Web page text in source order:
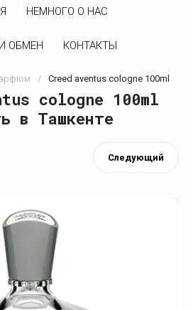
НЕМНОГО О НАС
ОБМЕН КОНТАКТЫ
/ Creed aventus cologne 100ml
cologne 100ml
в Ташкенте
Следующий